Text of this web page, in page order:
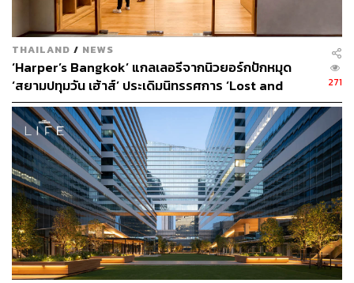
เช่น Police Helmet with Mirrors หรือห้องมัลติมีเดีย ‘Infinity
Room’ ที่นำคุณไปพบงานและโลกของ Banksy ในชั่วพริบตา
THAILAND / NEWS
‘Harper’s Bangkok’ แกลเลอรีจากนิวยอร์กปักหมุด
‘สยามปทุมวัน เฮ้าส์’ ประเดิมนิทรรศการ ‘Lost and
Found’ ของ ‘Joel Mesler’ ครั้งแรกในอาเซียน
[Advertorial]
271